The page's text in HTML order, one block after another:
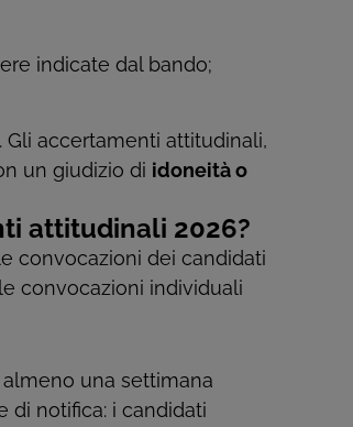
indicate dal bando;
accertamenti attitudinali,
un giudizio di idoneità o
attitudinali 2026?
convocazioni dei candidati
convocazioni individuali
una settimana
di notifica: i candidati